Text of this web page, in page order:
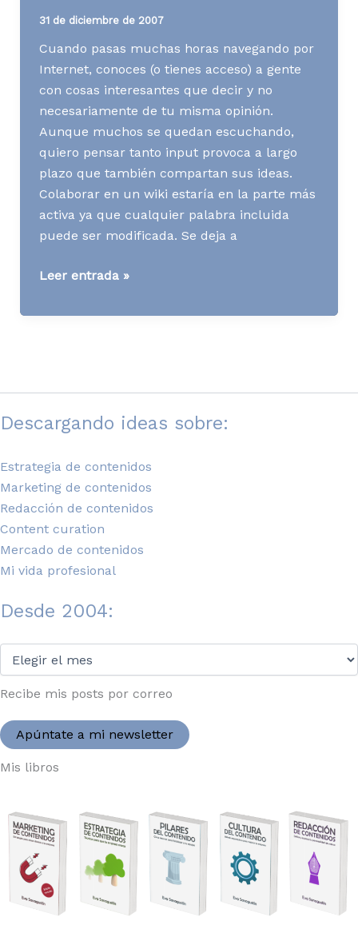
31 de diciembre de 2007
Cuando pasas muchas horas navegando por
Internet, conoces (o tienes acceso) a gente
con cosas interesantes que decir y no
necesariamente de tu misma opinión.
Aunque muchos se quedan escuchando,
quiero pensar tanto input provoca a largo
plazo que también compartan sus ideas.
Colaborar en un wiki estaría en la parte más
activa ya que cualquier palabra incluida
puede ser modificada. Se deja a
[WWW]
de
Leer entrada »
Descargando ideas sobre:
Estrategia de contenidos
Marketing de contenidos
Redacción de contenidos
Content curation
Mercado de contenidos
Mi vida profesional
Desde 2004:
2004:
Recibe mis posts por correo
Apúntate a mi newsletter
Mis libros